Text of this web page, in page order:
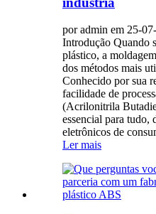
por admin em 25-
Introdução Quando
plástico, a
dos métodos mais
Conhecido por sua
facilidade de
(Acrilonitrila
essencial para tudo,
eletrônicos de
Ler mais